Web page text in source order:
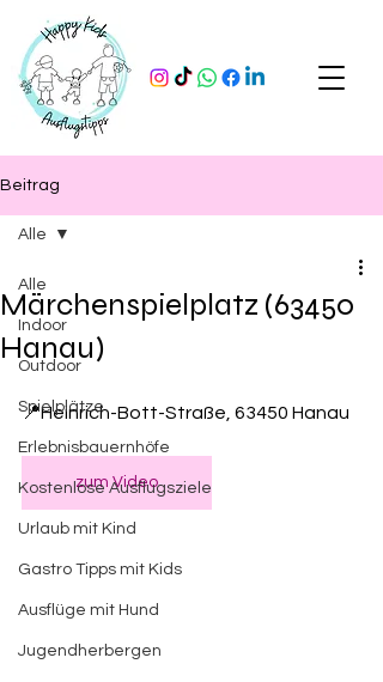
Beitrag
Alle
Indoor
Outdoor
Spielplätze
Erlebnisbauernhöfe
Kostenlose Ausflugsziele
Urlaub mit Kind
Gastro Tipps mit Kids
Ausflüge mit Hund
Jugendherbergen
Alle
Märchenspielplatz (63450
Hanau)
📍Heinrich-Bott-Straße, 63450 Hanau
zum Video